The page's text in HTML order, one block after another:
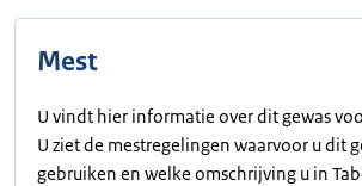
Mest
U vindt hier informatie over dit gewas
U ziet de mestregelingen waarvoor u dit
gebruiken en welke omschrijving u in